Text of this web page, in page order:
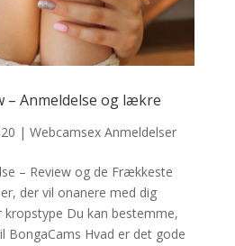
– Anmeldelse og lækre
| Webcamsex Anmeldelser
– Review og de Frækkeste
der vil onanere med dig
Du kan bestemme,
BongaCams Hvad er det gode